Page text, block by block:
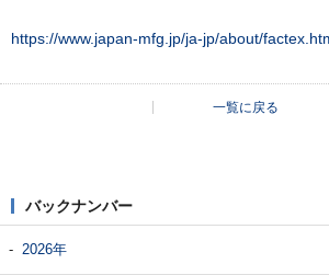
https://www.japan-mfg.jp/ja-jp/about/
一覧に戻る
バックナンバー
2026年